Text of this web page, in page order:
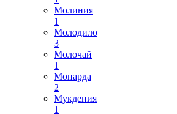
Молиния
1
Молодило
3
Молочай
1
Монарда
2
Мукдения
1